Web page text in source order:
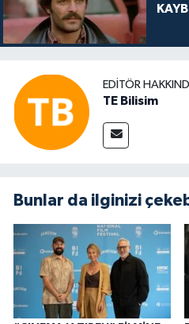
EDITÖR
TE Bilisim
Bunlar da ilginizi